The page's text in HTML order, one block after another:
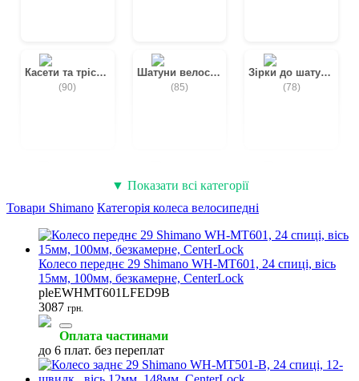
Касети та тріскачки
(90)
Шатуни велосипедні
(85)
Зірки до шатунів
(78)
Втулки велосипедні
(56)
Запчастини до втулок
▼ Показати всі категорії
Товари Shimano Категорія колеса велосипедні
Колесо переднє 29 Shimano WH-MT601, 24 спиці, вісь
15мм, 100мм, безкамерне, CenterLock
pleEWHMT601LFED9B
3087 грн.
Оплата частинами
до 6 плат. без переплат